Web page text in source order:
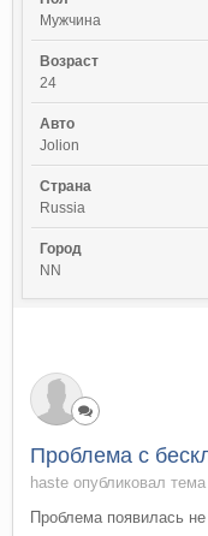
Мужчина
Возраст
24
Авто
Jolion
Страна
Russia
Город
NN
Проблема с
haste опубликовал тема
Проблема появилась